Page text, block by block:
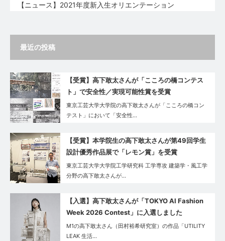
【ニュース】2021年度新入生オリエンテーション
最近の投稿
【受賞】高下敢太さんが「こころの橋コンテス
ト」で安全性／実現可能性賞を受賞
東京工芸大学大学院の高下敢太さんが「こころの橋コン
テスト」において「安全性…
【受賞】本学院生の高下敢太さんが第49回学生
設計優秀作品展で「レモン賞」を受賞
東京工芸大学大学院工学研究科 工学専攻 建築学・風工学
分野の高下敢太さんが…
【入選】高下敢太さんが「TOKYO AI Fashion
Week 2026 Contest」に入選しました
M1の高下敢太さん（田村裕希研究室）の作品「UTILITY
LEAK 生活…